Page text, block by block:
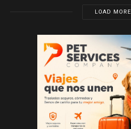
LOAD MORE